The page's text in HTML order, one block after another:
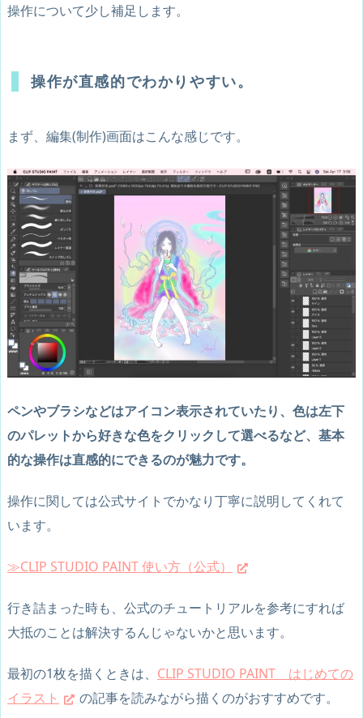
操作について少し補足します。
操作が直感的でわかりやすい。
まず、編集(制作)画面はこんな感じです。
ペンやブラシなどはアイコン表示されていたり、色は左下
のパレットから好きな色をクリックして選べるなど、基本
的な操作は直感的にできるのが魅力です。
操作に関しては公式サイトでかなり丁寧に説明してくれて
います。
≫CLIP STUDIO PAINT 使い方（公式）
行き詰まった時も、公式のチュートリアルを参考にすれば
大抵のことは解決するんじゃないかと思います。
最初の1枚を描くときは、 CLIP STUDIO PAINT はじめての
イラスト
の記事を読みながら描くのがおすすめです。